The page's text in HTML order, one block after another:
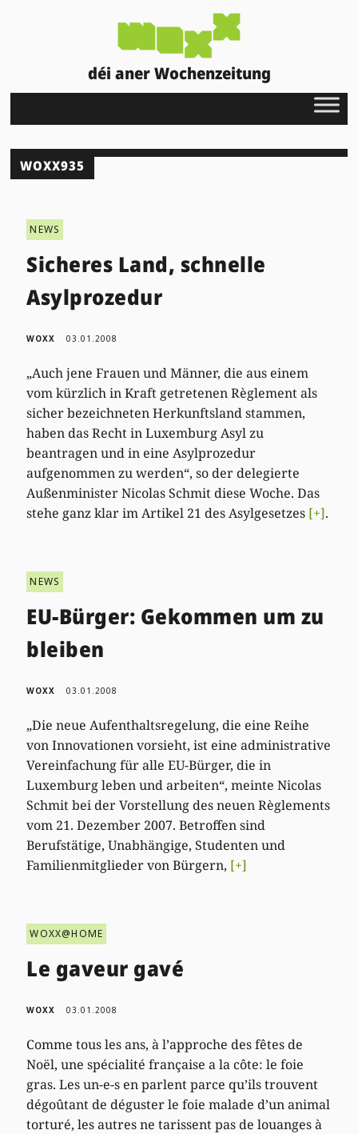
déi aner Wochenzeitung
WOXX935
NEWS
Sicheres Land, schnelle
Asylprozedur
WOXX 03.01.2008
„Auch jene Frauen und Männer, die aus einem
vom kürzlich in Kraft getretenen Règlement als
sicher bezeichneten Herkunftsland stammen,
haben das Recht in Luxemburg Asyl zu
beantragen und in eine Asylprozedur
aufgenommen zu werden“, so der delegierte
Außenminister Nicolas Schmit diese Woche. Das
stehe ganz klar im Artikel 21 des Asylgesetzes [+].
NEWS
EU-Bürger: Gekommen um zu
bleiben
WOXX 03.01.2008
„Die neue Aufenthaltsregelung, die eine Reihe
von Innovationen vorsieht, ist eine administrative
Vereinfachung für alle EU-Bürger, die in
Luxemburg leben und arbeiten“, meinte Nicolas
Schmit bei der Vorstellung des neuen Règlements
vom 21. Dezember 2007. Betroffen sind
Berufstätige, Unabhängige, Studenten und
Familienmitglieder von Bürgern, [+]
WOXX@HOME
Le gaveur gavé
WOXX 03.01.2008
Comme tous les ans, à l’approche des fêtes de
Noël, une spécialité française a la côte: le foie
gras. Les un-e-s en parlent parce qu’ils trouvent
dégoûtant de déguster le foie malade d’un animal
torturé, les autres ne tarissent pas de louanges à